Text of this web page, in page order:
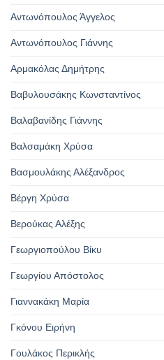
Αντωνόπουλος Άγγελος
Αντωνόπουλος Γιάννης
Αρμακόλας Δημήτρης
Βαβυλουσάκης Κωνσταντίνος
Βαλαβανίδης Γιάννης
Βαλσαμάκη Χρύσα
Βασμουλάκης Αλέξανδρος
Βέργη Χρύσα
Βερούκας Αλέξης
Γεωργιοπούλου Βίκυ
Γεωργίου Απόστολος
Γιαννακάκη Μαρία
Γκόνου Ειρήνη
Γουλάκος Περικλής